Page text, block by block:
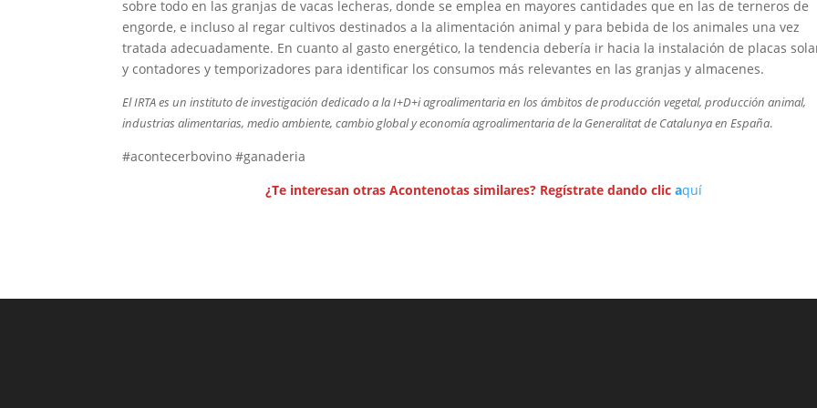
sobre todo en las granjas de vacas lecheras, donde se emplea en mayores cantidades que en las de terneros de
engorde, e incluso al regar cultivos destinados a la alimentación animal y para bebida de los animales una vez
tratada adecuadamente. En cuanto al gasto energético, la tendencia debería ir hacia la instalación de placas
y contadores y temporizadores para identificar los consumos más relevantes en las granjas y almacenes.
El IRTA es un instituto de investigación dedicado a la I+D+i agroalimentaria en los ámbitos de producción vegetal, producción animal,
industrias alimentarias, medio ambiente, cambio global y economía agroalimentaria de la Generalitat de Catalunya en España.
#acontecerbovino #ganaderia
¿Te interesan otras Acontenotas similares? Regístrate dando clic aquí